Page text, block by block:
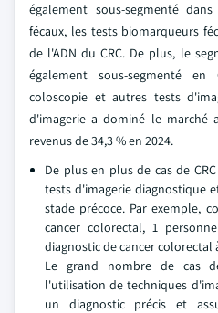
également sous-segmenté
fécaux, les tests biomarqueurs
de l'ADN du CRC. De plus, le
également sous-segmenté en
coloscopie et autres tests
d'imagerie a dominé le marché
revenus de 34,3 % en 2024.
De plus en plus de cas de
tests d'imagerie diagnostique
stade précoce. Par exemple,
cancer colorectal, 1
diagnostic de cancer
Le grand nombre de cas
l'utilisation de techniques
un diagnostic précis et